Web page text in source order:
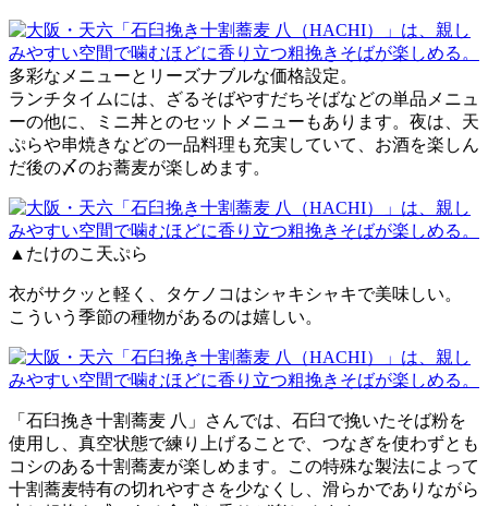
多彩なメニューとリーズナブルな価格設定。
ランチタイムには、ざるそばやすだちそばなどの単品メニュ
ーの他に、ミニ丼とのセットメニューもあります。​夜は、天
ぷらや串焼きなどの一品料理も充実していて、お酒を楽しん
だ後の〆のお蕎麦が楽しめます。​
▲たけのこ天ぷら
衣がサクッと軽く、タケノコはシャキシャキで美味しい。
こういう季節の種物があるのは嬉しい。
「石臼挽き十割蕎麦 八」さんでは、石臼で挽いたそば粉を
使用し、真空状態で練り上げることで、つなぎを使わずとも
コシのある十割蕎麦が楽しめます。​この特殊な製法によって
十割蕎麦特有の切れやすさを少なくし、滑らかでありながら